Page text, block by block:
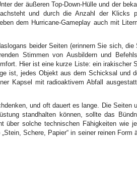
der äußeren Top-Down-Hülle und der
und durch die Anzahl der Klicks
dem Hurricane-Gameplay auch mit
beider Seiten (erinnern Sie sich,
Stimmen von Ausbildern und
Hier ist eine kurze Liste: ein irakischer
ist, jedes Objekt aus dem Schicksal und
Kapsel mit radioaktivem Abfall
und oft dauert es lange. Die Seiten
standhalten können, sollte das
solche technischen Fähigkeiten wie
Schere, Papier“ in seiner reinen